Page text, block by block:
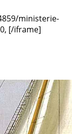
ministerie-
[/iframe]